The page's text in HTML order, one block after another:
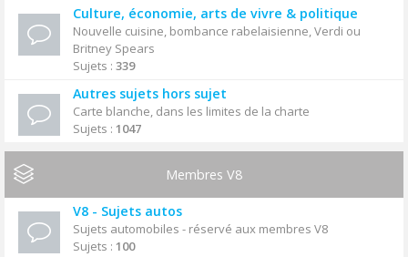
Culture, économie, arts de vivre & politique
Nouvelle cuisine, bombance rabelaisienne, Verdi ou
Britney Spears
Sujets : 339
Autres sujets hors sujet
Carte blanche, dans les limites de la charte
Sujets : 1047
Membres V8
V8 - Sujets autos
Sujets automobiles - réservé aux membres V8
Sujets : 100